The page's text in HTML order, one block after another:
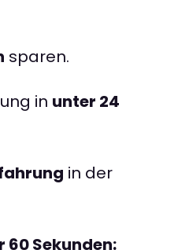
sparen.
in unter 24
in der
60 Sekunden: